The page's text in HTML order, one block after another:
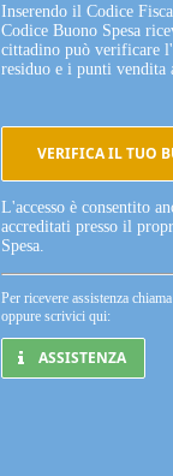
Inserendo il Codice
Codice Buono Spesa
cittadino può verificare
residuo e i punti vendita
VERIFICA IL TUO
L'accesso è consentito
accreditati presso il
Spesa.
Per ricevere assistenza
oppure scrivici qui:
ASSISTENZA